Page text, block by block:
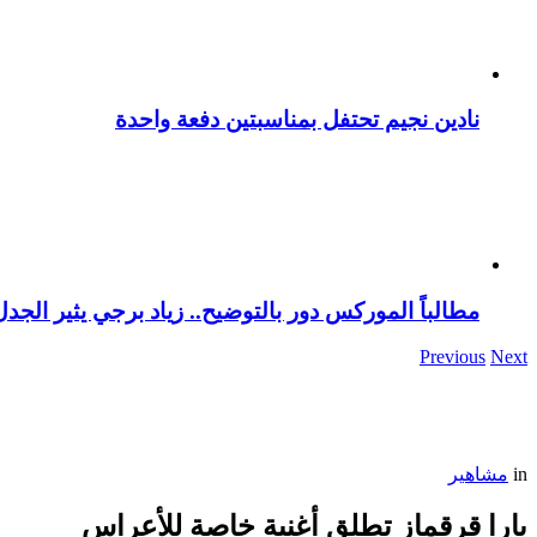
نادين نجيم تحتفل بمناسبتين دفعة واحدة
مطالباً الموركس دور بالتوضيح.. زياد برجي يثير
Previous Next
in مشاهير
يارا قرقماز تطلق أغنية خاصة للأعراس